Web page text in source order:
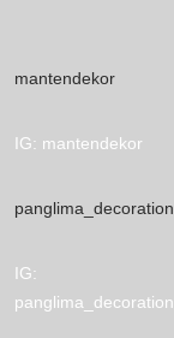
mantendekor
IG: mantendekor
panglima_decoration
IG:
panglima_decoration